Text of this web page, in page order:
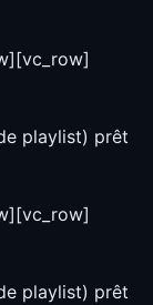
playlist) prêt
playlist) prêt